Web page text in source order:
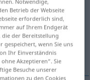
antippen)
Betrieb der Webseite
erforderlich sind,
auf Ihrem Endgerät
die der Bereitstellung
gespeichert, wenn Sie uns
Ihr Einverständnis
Akzeptieren“. Sie
Besuche unserer
zu den Cookies